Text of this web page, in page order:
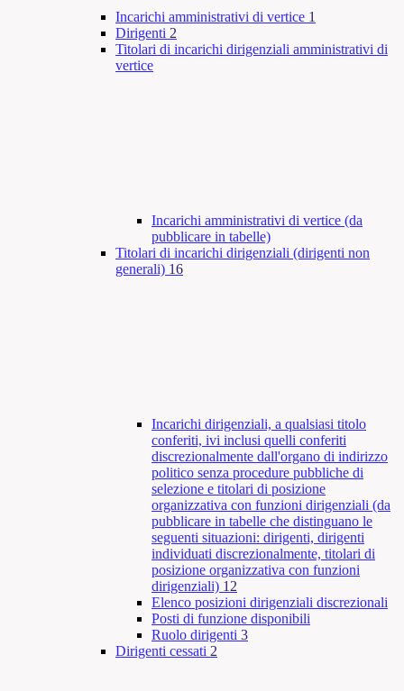
Incarichi amministrativi di vertice 1
Dirigenti 2
Titolari di incarichi dirigenziali amministrativi di
vertice
Incarichi amministrativi di vertice (da
pubblicare in tabelle)
Titolari di incarichi dirigenziali (dirigenti non
generali) 16
Incarichi dirigenziali, a qualsiasi titolo
conferiti, ivi inclusi quelli conferiti
discrezionalmente dall'organo di indirizzo
politico senza procedure pubbliche di
selezione e titolari di posizione
organizzativa con funzioni dirigenziali (da
pubblicare in tabelle che distinguano le
seguenti situazioni: dirigenti, dirigenti
individuati discrezionalmente, titolari di
posizione organizzativa con funzioni
dirigenziali) 12
Elenco posizioni dirigenziali discrezionali
Posti di funzione disponibili
Ruolo dirigenti 3
Dirigenti cessati 2